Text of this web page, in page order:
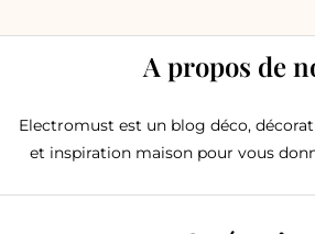
A propos de
Electromust est un blog déco,
et inspiration maison pour vous